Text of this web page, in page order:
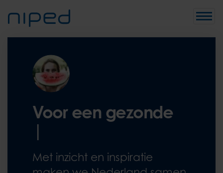
Voor een gezonde
w
Met inzicht en inspiratie